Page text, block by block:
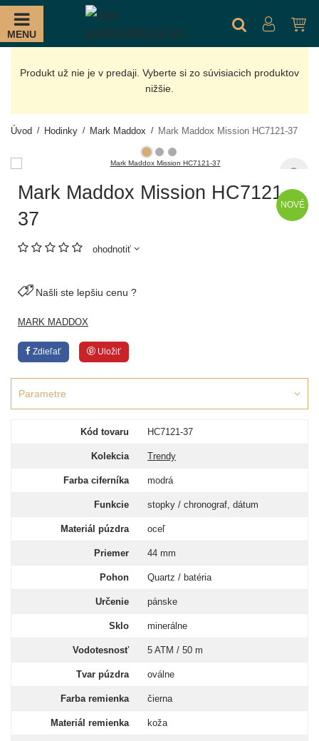
MENU
Produkt už nie je v predaji. Vyberte si zo súvisiacich produktov
nižšie.
Úvod Hodinky Mark Maddox Mark Maddox Mission HC7121-37
NOVÉ
Mark Maddox Mission HC7121-
37
ohodnotiť
Našli ste lepšiu cenu ?
MARK MADDOX
Zdieľať Uložiť
Parametre
Kód tovaru HC7121-37
Kolekcia Trendy
Farba ciferníka modrá
Funkcie stopky / chronograf, dátum
Materiál púzdra oceľ
Priemer 44 mm
Pohon Quartz / batéria
Určenie pánske
Sklo minerálne
Vodotesnosť 5 ATM / 50 m
Tvar púzdra oválne
Farba remienka čierna
Materiál remienka koža